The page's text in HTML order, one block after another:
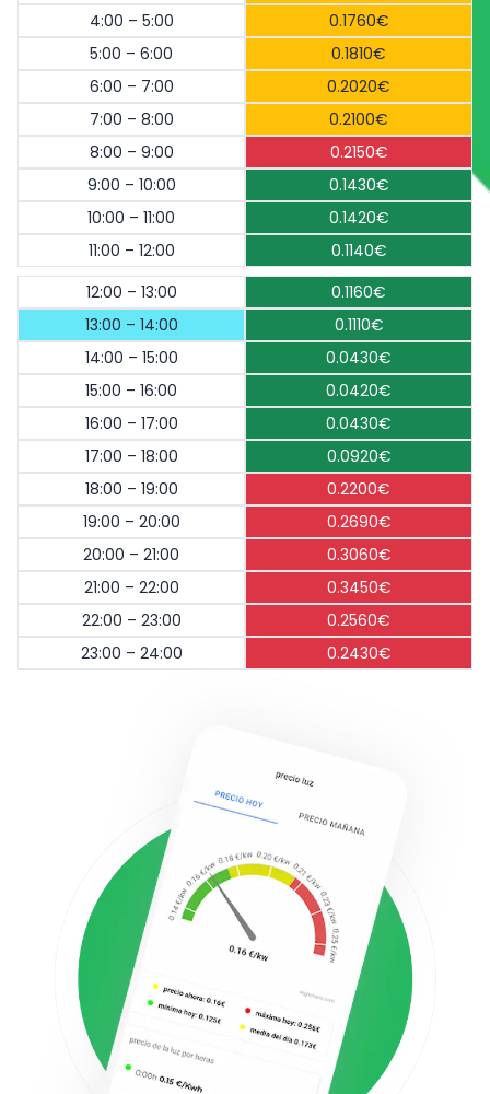
4:00 – 5:00
0.1760€
5:00 – 6:00
0.1810€
6:00 – 7:00
0.2020€
7:00 – 8:00
0.2100€
8:00 – 9:00
0.2150€
9:00 – 10:00
0.1430€
10:00 – 11:00
0.1420€
11:00 – 12:00
0.1140€
12:00 – 13:00
0.1160€
13:00 – 14:00
0.1110€
14:00 – 15:00
0.0430€
15:00 – 16:00
0.0420€
16:00 – 17:00
0.0430€
17:00 – 18:00
0.0920€
18:00 – 19:00
0.2200€
19:00 – 20:00
0.2690€
20:00 – 21:00
0.3060€
21:00 – 22:00
0.3450€
22:00 – 23:00
0.2560€
23:00 – 24:00
0.2430€